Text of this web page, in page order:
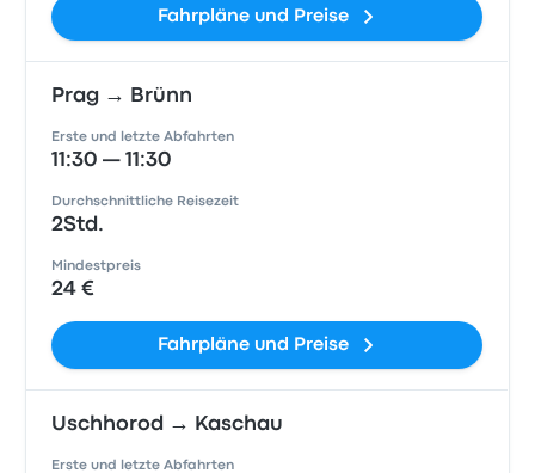
Fahrpläne und Preise
Prag → Brünn
Erste und letzte Abfahrten
11:30 — 11:30
Durchschnittliche Reisezeit
2Std.
Mindestpreis
24 €
Fahrpläne und Preise
Uschhorod → Kaschau
Erste und letzte Abfahrten